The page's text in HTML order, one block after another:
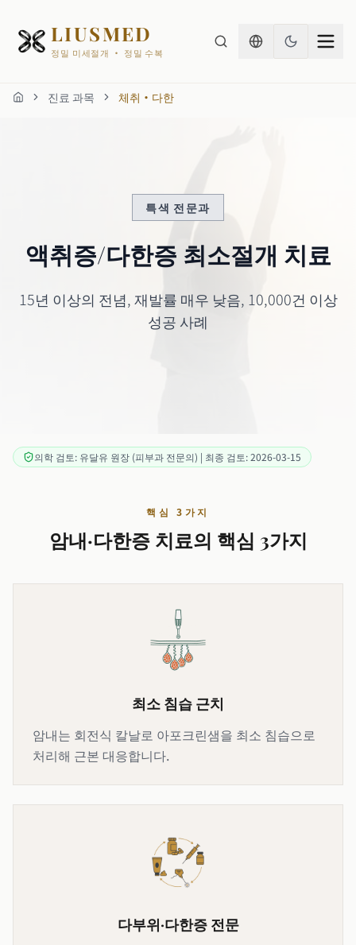
LIUSMED
정밀 미세절개 · 정밀 수복
홈 진료 과목 체취・다한
특색 전문과
액취증/다한증 최소절개 치료
15년 이상의 전념, 재발률 매우 낮음, 10,000건 이상
성공 사례
의학 검토: 유달유 원장 (피부과 전문의) | 최종 검토: 2026-03-15
핵심 3가지
암내·다한증 치료의 핵심 3가지
최소 침습 근치
암내는 회전식 칼날로 아포크린샘을 최소 침습으로
처리해 근본 대응합니다.
다부위·다한증 전문